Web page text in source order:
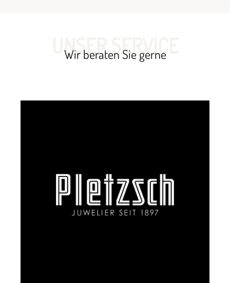
UNSER SERVICE
Wir beraten Sie gerne